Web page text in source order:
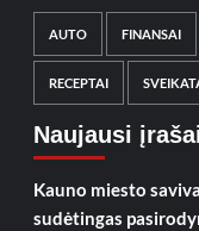
AUTO FINANSAI
RECEPTAI
Naujausi
Kauno miesto
sudėtingas